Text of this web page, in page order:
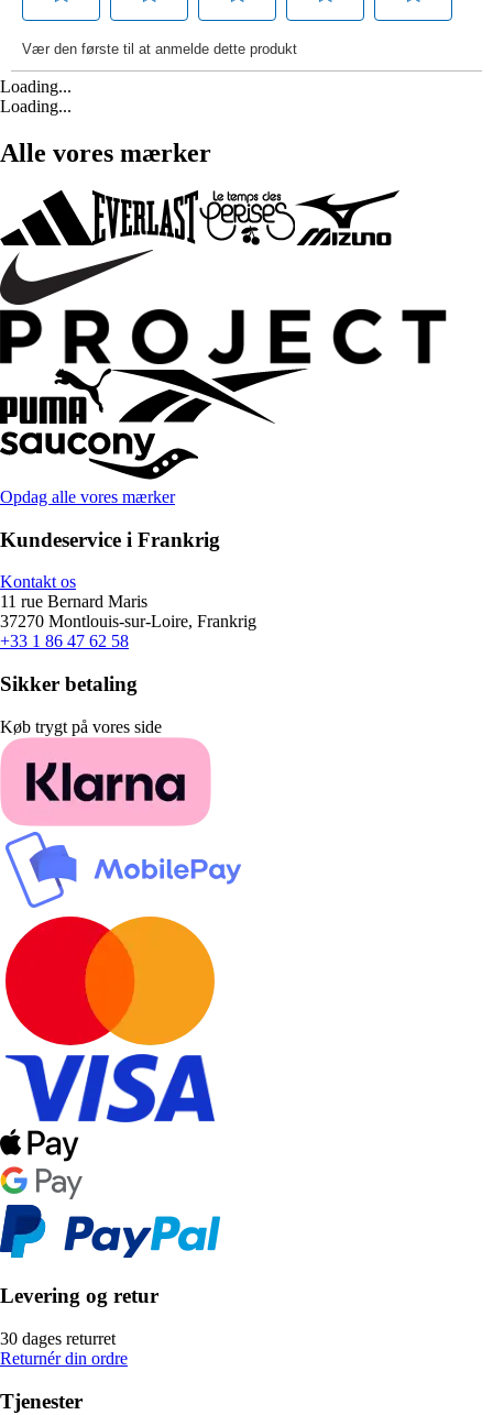
Loading...
Loading...
Alle vores mærker
Opdag alle vores mærker
Kundeservice i Frankrig
Kontakt os
11 rue Bernard Maris
37270 Montlouis-sur-Loire, Frankrig
+33 1 86 47 62 58
Sikker betaling
Køb trygt på vores side
Levering og retur
30 dages returret
Returnér din ordre
Tjenester